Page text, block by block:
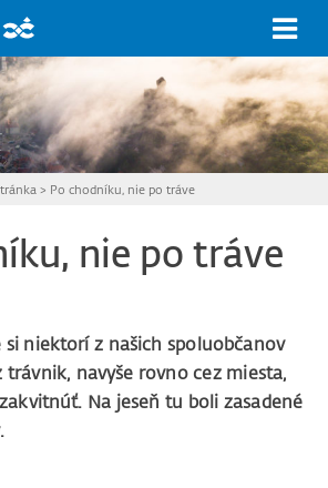
> Po chodníku, nie po tráve
nie po tráve
si niektorí z našich spoluobčanov
trávnik, navyše rovno cez miesta,
Na jeseň tu boli zasadené